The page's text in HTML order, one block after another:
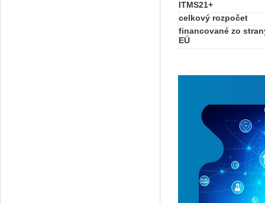
ITMS21+
celkový rozpočet
financované zo
EÚ